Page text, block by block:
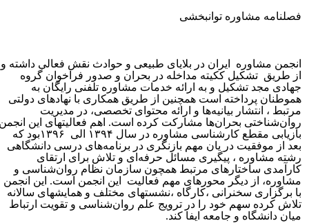
فصلنامه مشاوره توانبخشی
انجمن مشاوره ایران در بلایای طبیعی و حوادث نقش فعالی داشته و
از طریق تشکیل ککیته مداخله در بحران و صدور فراخوان گروه
جهادی مجد تشکیل و به ارائه خدمات مشاوره تلفنی رایگان به
هموطنان پرداخته است همچنین از طریق همکاری با نهادهای دولتی
مرتبط ، انتشار بیانیه‌ها و ارائه محتوای تخصصی، در مدیریت
روان‌شناختی بحران‌ها مشارکت کرده است. اهم فعالیتهای این انجمن
بازیابی مقطع کارشناسی مشاوره در سال ۱۳۹۴ الی ۱۳۹۶بود که
بعد از موفقیت در یان مهم بازنگری در برنامه‌های درسی دانشگاهی
رشته مشاوره ، پیگیری مسائل حرفه‌ای و تلاش برای ارتقای
کارآمدی ساختارهای مرتبط همچون سازمان نظام روان‌شناسی و
مشاوره، از دیگر محورهای مهم فعالیت این انجمن است. این انجمن
با برگزاری سخنرانی ،کارگاه ،نشستهای مختلف و همایشهای سالانه
تلاش کرده سهم خود را در ترویج علم روان‌شناسی و تقویت ارتباط
میان دانشگاه و جامعه ایفا کند.